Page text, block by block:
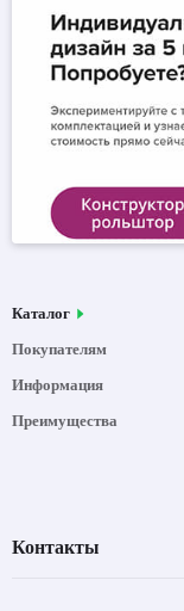
Каталог
Покупателям
Информация
Преимущества
Контакты